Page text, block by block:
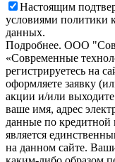
Настоящим
условиями политики
данных.
Подробнее. OOO
«Современные
регистрируетесь на
оформляете заявку
акции и/или
ваше имя, адрес
данные по кредитной
является
на данном сайте.